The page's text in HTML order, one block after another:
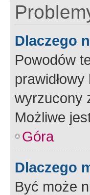
Dlaczego
Powodów
wyrzucony
Możliwe
Góra
Dlaczego
Być może